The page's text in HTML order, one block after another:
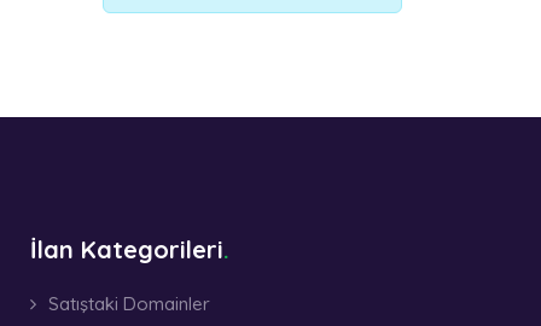
İlan Kategorileri
Satıştaki Domainler